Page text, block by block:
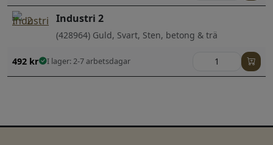
Industri 2
(428964) Guld, Svart, Sten, betong & trä
492 kr I lager: 2-7 arbetsdagar